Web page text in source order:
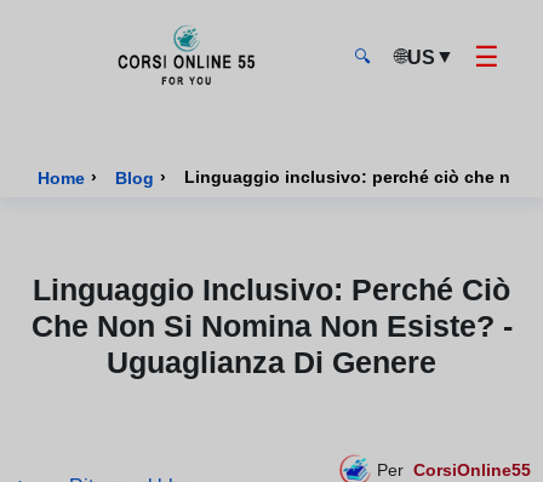
🔍 🌐US ▼ ☰
Home › Blog › Linguaggio inclusivo: perché ciò che non
Linguaggio Inclusivo: Perché Ciò
Che Non Si Nomina Non Esiste? -
Uguaglianza Di Genere
Per CorsiOnline55